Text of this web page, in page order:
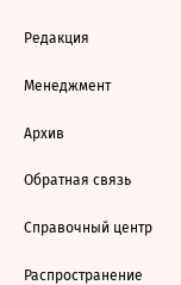
Редакция
Менеджмент
Архив
Обратная связь
Справочный центр
Распространение